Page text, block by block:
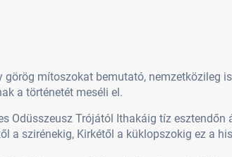
görög mítoszokat bemutató, nemzetközileg
a történetét meséli el.
Odüsszeusz Trójától Ithakáig tíz
a szirénekig, Kirkétől a küklopszokig ez a